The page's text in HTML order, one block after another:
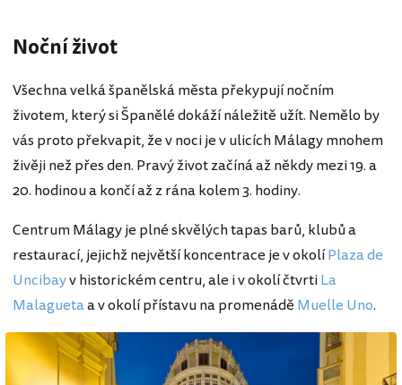
Noční život
Všechna velká španělská města překypují nočním
životem, který si Španělé dokáží náležitě užít. Nemělo by
vás proto překvapit, že v noci je v ulicích Málagy mnohem
živěji než přes den. Pravý život začíná až někdy mezi 19. a
20. hodinou a končí až z rána kolem 3. hodiny.
Centrum Málagy je plné skvělých tapas barů, klubů a
restaurací, jejichž největší koncentrace je v okolíPlaza de
Uncibayv historickém centru, ale i v okolí čtvrtiLa
Malaguetaa v okolí přístavu na promenádě Muelle Uno.